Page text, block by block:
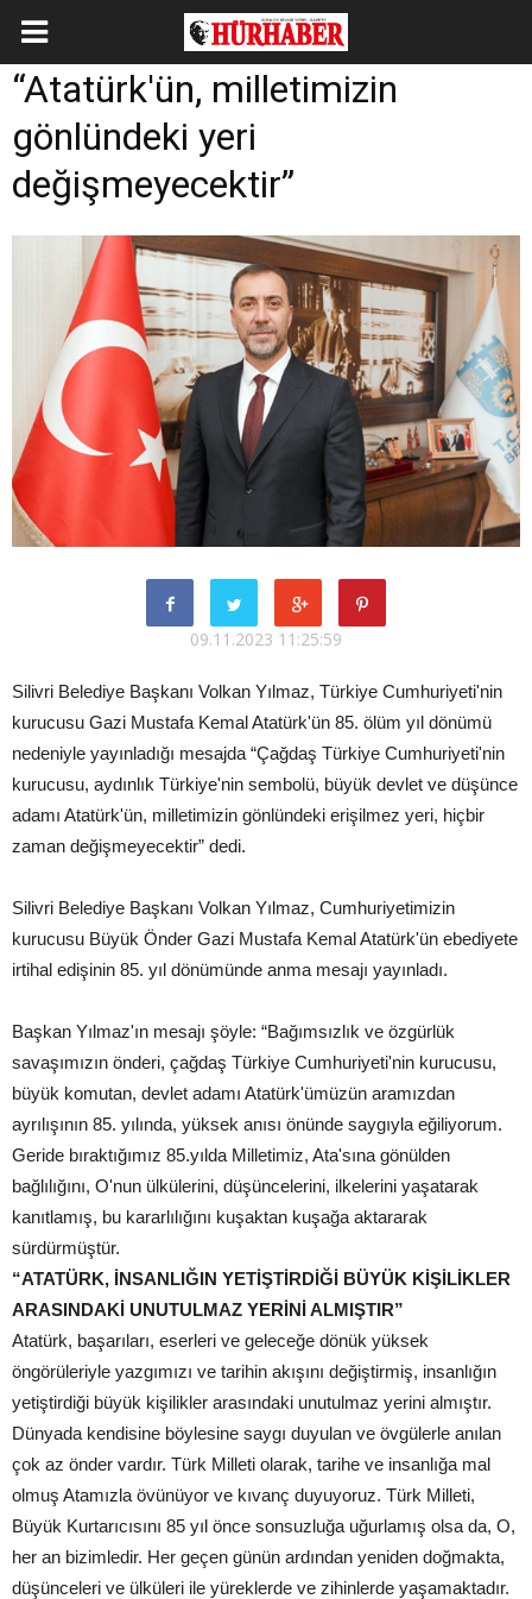
“Atatürk'ün, milletimizin
gönlündeki yeri
değişmeyecektir”
09.11.2023 11:25:59
Silivri Belediye Başkanı Volkan Yılmaz, Türkiye Cumhuriyeti'nin
kurucusu Gazi Mustafa Kemal Atatürk'ün 85. ölüm yıl dönümü
nedeniyle yayınladığı mesajda “Çağdaş Türkiye Cumhuriyeti'nin
kurucusu, aydınlık Türkiye'nin sembolü, büyük devlet ve düşünce
adamı Atatürk'ün, milletimizin gönlündeki erişilmez yeri, hiçbir
zaman değişmeyecektir” dedi.
Silivri Belediye Başkanı Volkan Yılmaz, Cumhuriyetimizin
kurucusu Büyük Önder Gazi Mustafa Kemal Atatürk'ün ebediyete
irtihal edişinin 85. yıl dönümünde anma mesajı yayınladı.
Başkan Yılmaz'ın mesajı şöyle: “Bağımsızlık ve özgürlük
savaşımızın önderi, çağdaş Türkiye Cumhuriyeti'nin kurucusu,
büyük komutan, devlet adamı Atatürk'ümüzün aramızdan
ayrılışının 85. yılında, yüksek anısı önünde saygıyla eğiliyorum.
Geride bıraktığımız 85.yılda Milletimiz, Ata'sına gönülden
bağlılığını, O'nun ülkülerini, düşüncelerini, ilkelerini yaşatarak
kanıtlamış, bu kararlılığını kuşaktan kuşağa aktararak
sürdürmüştür.
“ATATÜRK, İNSANLIĞIN YETİŞTİRDİĞİ BÜYÜK KİŞİLİKLER
ARASINDAKİ UNUTULMAZ YERİNİ ALMIŞTIR”
Atatürk, başarıları, eserleri ve geleceğe dönük yüksek
öngörüleriyle yazgımızı ve tarihin akışını değiştirmiş, insanlığın
yetiştirdiği büyük kişilikler arasındaki unutulmaz yerini almıştır.
Dünyada kendisine böylesine saygı duyulan ve övgülerle anılan
çok az önder vardır. Türk Milleti olarak, tarihe ve insanlığa mal
olmuş Atamızla övünüyor ve kıvanç duyuyoruz. Türk Milleti,
Büyük Kurtarıcısını 85 yıl önce sonsuzluğa uğurlamış olsa da, O,
her an bizimledir. Her geçen günün ardından yeniden doğmakta,
düşünceleri ve ülküleri ile yüreklerde ve zihinlerde yaşamaktadır.